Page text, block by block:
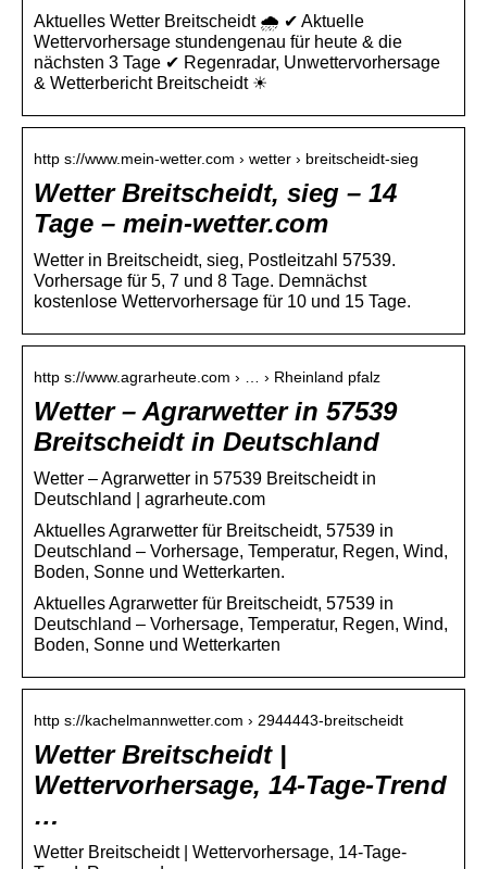
Aktuelles Wetter Breitscheidt 🌧️ ✔ Aktuelle
Wettervorhersage stundengenau für heute & die
nächsten 3 Tage ✔ Regenradar, Unwettervorhersage
& Wetterbericht Breitscheidt ☀
http s://www.mein-wetter.com › wetter › breitscheidt-sieg
Wetter Breitscheidt, sieg – 14
Tage – mein-wetter.com
Wetter in Breitscheidt, sieg, Postleitzahl 57539.
Vorhersage für 5, 7 und 8 Tage. Demnächst
kostenlose Wettervorhersage für 10 und 15 Tage.
http s://www.agrarheute.com › … › Rheinland pfalz
Wetter – Agrarwetter in 57539
Breitscheidt in Deutschland
Wetter – Agrarwetter in 57539 Breitscheidt in
Deutschland | agrarheute.com
Aktuelles Agrarwetter für Breitscheidt, 57539 in
Deutschland – Vorhersage, Temperatur, Regen, Wind,
Boden, Sonne und Wetterkarten.
Aktuelles Agrarwetter für Breitscheidt, 57539 in
Deutschland – Vorhersage, Temperatur, Regen, Wind,
Boden, Sonne und Wetterkarten
http s://kachelmannwetter.com › 2944443-breitscheidt
Wetter Breitscheidt |
Wettervorhersage, 14-Tage-Trend
…
Wetter Breitscheidt | Wettervorhersage, 14-Tage-